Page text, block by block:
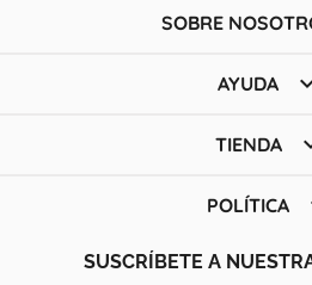
SOBRE
AYUDA
TIENDA
POLÍTICA
SUSCRÍBETE A